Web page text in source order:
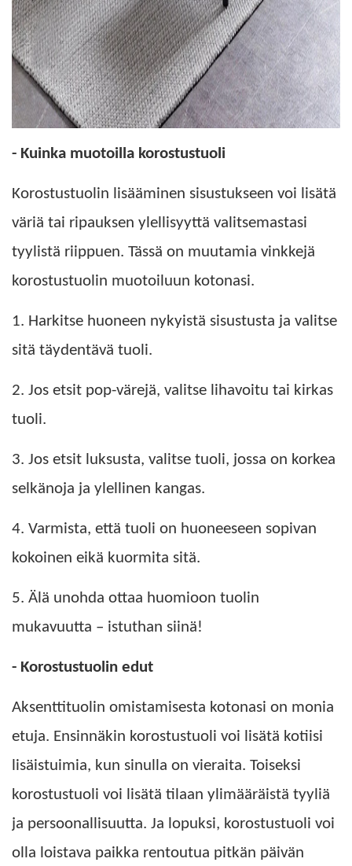
- Kuinka muotoilla korostustuoli
Korostustuolin lisääminen sisustukseen voi lisätä
väriä tai ripauksen ylellisyyttä valitsemastasi
tyylistä riippuen. Tässä on muutamia vinkkejä
korostustuolin muotoiluun kotonasi.
1. Harkitse huoneen nykyistä sisustusta ja valitse
sitä täydentävä tuoli.
2. Jos etsit pop-värejä, valitse lihavoitu tai kirkas
tuoli.
3. Jos etsit luksusta, valitse tuoli, jossa on korkea
selkänoja ja ylellinen kangas.
4. Varmista, että tuoli on huoneeseen sopivan
kokoinen eikä kuormita sitä.
5. Älä unohda ottaa huomioon tuolin
mukavuutta – istuthan siinä!
- Korostustuolin edut
Aksenttituolin omistamisesta kotonasi on monia
etuja. Ensinnäkin korostustuoli voi lisätä kotiisi
lisäistuimia, kun sinulla on vieraita. Toiseksi
korostustuoli voi lisätä tilaan ylimääräistä tyyliä
ja persoonallisuutta. Ja lopuksi, korostustuoli voi
olla loistava paikka rentoutua pitkän päivän